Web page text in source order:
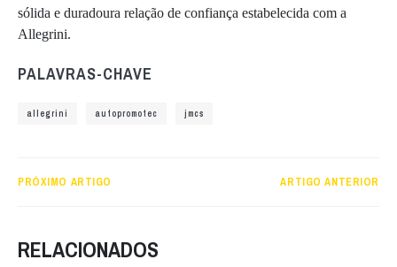
sólida e duradoura relação de confiança estabelecida com a
Allegrini.
PALAVRAS-CHAVE
allegrini autopromotec jmcs
PRÓXIMO ARTIGO ARTIGO ANTERIOR
RELACIONADOS